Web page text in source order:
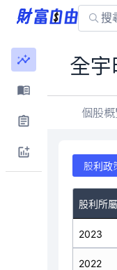
全宇
個股
股利政
股利所
2023
2022